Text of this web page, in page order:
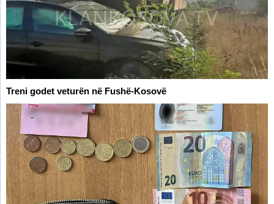
Treni godet veturën në Fushë-Kosovë